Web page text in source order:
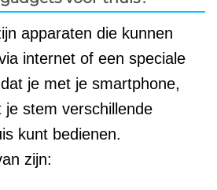
apparaten die kunnen
internet of een speciale
je met je smartphone,
stem verschillende
kunt bedienen.
zijn: